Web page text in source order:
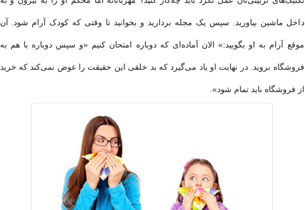
داخل ماشین بیاورید. سپس یک مجله بردارید و بخوانید تا وقتی که کودک آرام شود. آن
موقع آرام به او بگویید:» الان آماده‌ای که دوباره امتحان کنیم «و سپس دوباره با هم به
فروشگاه بروید. در ‌‌نهایت او یاد می‌گیرد که بد خلقی این حقیقت را عوض نمی‌کند که خرید
از فروشگاه باید تمام شود».